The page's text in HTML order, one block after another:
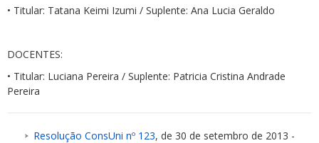
• Titular: Tatana Keimi Izumi / Suplente: Ana Lucia Geraldo
DOCENTES:
• Titular: Luciana Pereira / Suplente: Patricia Cristina Andrade
Pereira
Resolução ConsUni nº 123, de 30 de setembro de 2013 -